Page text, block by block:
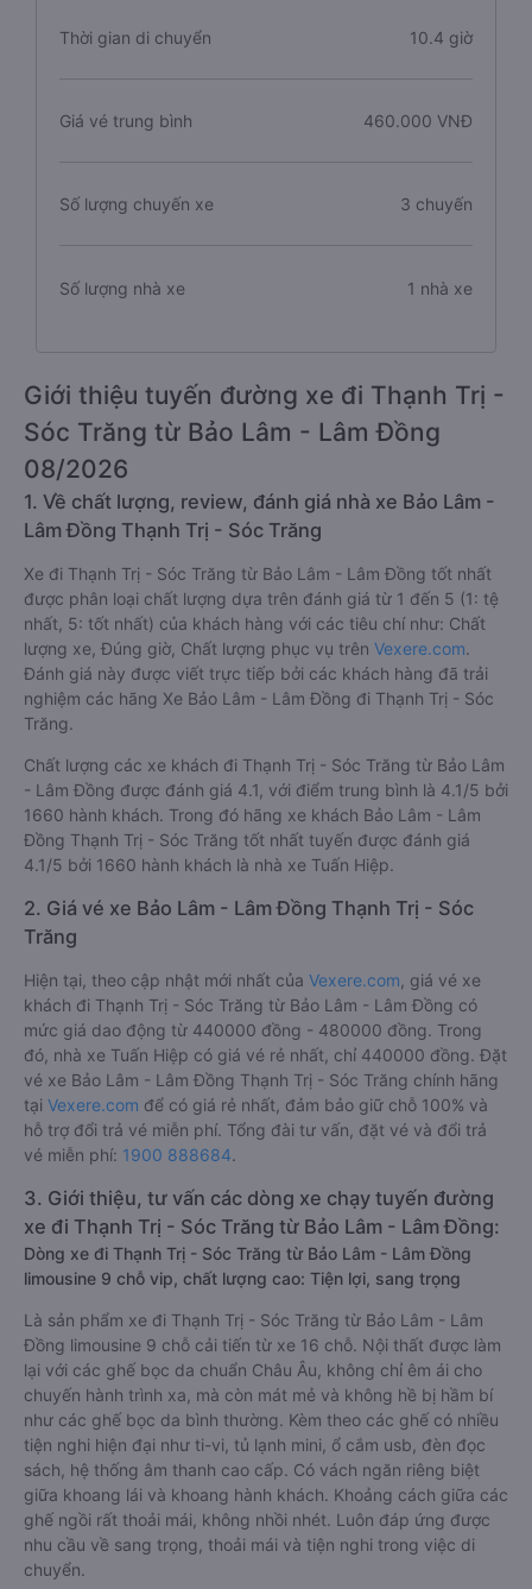
Thời gian di chuyển 10.4 giờ
Giá vé trung bình 460.000 VNĐ
Số lượng chuyến xe 3 chuyến
Số lượng nhà xe 1 nhà xe
Giới thiệu tuyến đường xe đi Thạnh Trị -
Sóc Trăng từ Bảo Lâm - Lâm Đồng
08/2026
1. Về chất lượng, review, đánh giá nhà xe Bảo Lâm -
Lâm Đồng Thạnh Trị - Sóc Trăng
Xe đi Thạnh Trị - Sóc Trăng từ Bảo Lâm - Lâm Đồng tốt nhất
được phân loại chất lượng dựa trên đánh giá từ 1 đến 5 (1: tệ
nhất, 5: tốt nhất) của khách hàng với các tiêu chí như: Chất
lượng xe, Đúng giờ, Chất lượng phục vụ trên Vexere.com.
Đánh giá này được viết trực tiếp bởi các khách hàng đã trải
nghiệm các hãng Xe Bảo Lâm - Lâm Đồng đi Thạnh Trị - Sóc
Trăng.
Chất lượng các xe khách đi Thạnh Trị - Sóc Trăng từ Bảo Lâm
- Lâm Đồng được đánh giá 4.1, với điểm trung bình là 4.1/5 bởi
1660 hành khách. Trong đó hãng xe khách Bảo Lâm - Lâm
Đồng Thạnh Trị - Sóc Trăng tốt nhất tuyến được đánh giá
4.1/5 bởi 1660 hành khách là nhà xe Tuấn Hiệp.
2. Giá vé xe Bảo Lâm - Lâm Đồng Thạnh Trị - Sóc
Trăng
Hiện tại, theo cập nhật mới nhất của Vexere.com , giá vé xe
khách đi Thạnh Trị - Sóc Trăng từ Bảo Lâm - Lâm Đồng có
mức giá dao động từ 440000 đồng - 480000 đồng. Trong
đó, nhà xe Tuấn Hiệp có giá vé rẻ nhất, chỉ 440000 đồng. Đặt
vé xe Bảo Lâm - Lâm Đồng Thạnh Trị - Sóc Trăng chính hãng
tại Vexere.com để có giá rẻ nhất, đảm bảo giữ chỗ 100% và
hỗ trợ đổi trả vé miễn phí. Tổng đài tư vấn, đặt vé và đổi trả
vé miễn phí: 1900 888684.
3. Giới thiệu, tư vấn các dòng xe chạy tuyến đường
xe đi Thạnh Trị - Sóc Trăng từ Bảo Lâm - Lâm Đồng:
Dòng xe đi Thạnh Trị - Sóc Trăng từ Bảo Lâm - Lâm Đồng
limousine 9 chỗ vip, chất lượng cao: Tiện lợi, sang trọng
Là sản phẩm xe đi Thạnh Trị - Sóc Trăng từ Bảo Lâm - Lâm
Đồng limousine 9 chỗ cải tiến từ xe 16 chỗ. Nội thất được làm
lại với các ghế bọc da chuẩn Châu Âu, không chỉ êm ái cho
chuyến hành trình xa, mà còn mát mẻ và không hề bị hầm bí
như các ghế bọc da bình thường. Kèm theo các ghế có nhiều
tiện nghi hiện đại như ti-vi, tủ lạnh mini, ổ cắm usb, đèn đọc
sách, hệ thống âm thanh cao cấp. Có vách ngăn riêng biệt
giữa khoang lái và khoang hành khách. Khoảng cách giữa các
ghế ngồi rất thoải mái, không nhồi nhét. Luôn đáp ứng được
nhu cầu về sang trọng, thoải mái và tiện nghi trong việc di
chuyển.